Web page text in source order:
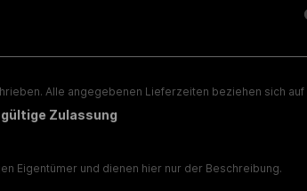
Alle angegebenen Lieferzeiten beziehen sich auf
Zulassung
Eigentümer und dienen hier nur der Beschreibung.